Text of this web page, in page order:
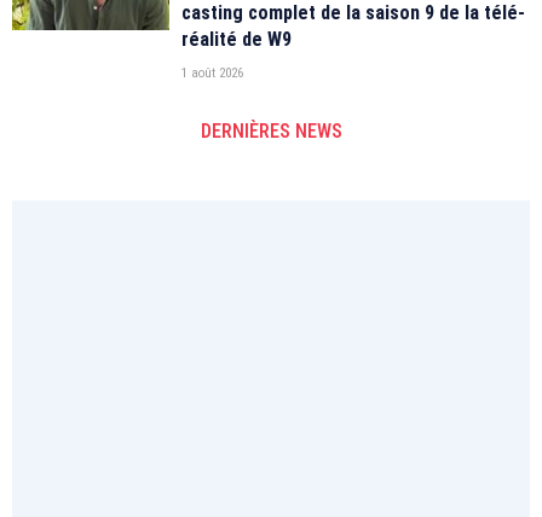
casting complet de la saison 9 de la télé-
réalité de W9
1 août 2026
DERNIÈRES NEWS